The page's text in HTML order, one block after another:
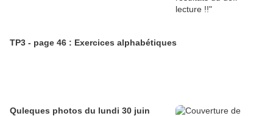
TP3 - page 46 : Exercices alphabétiques
Quleques photos du lundi 30 juin